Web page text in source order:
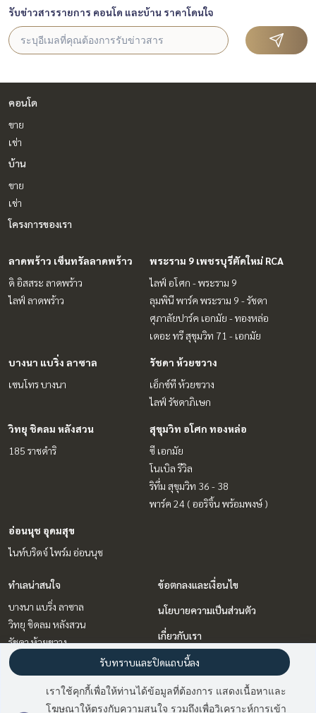
รับข่าวสารรายการ คอนโด และบ้าน ราคาโดนใจ
คอนโด
ขาย
เช่า
บ้าน
ขาย
เช่า
โครงการของเรา
ลาดพร้าว เซ็นทรัลลาดพร้าว
ดิ อิสสระ ลาดพร้าว
ไลฟ์ ลาดพร้าว
พระราม 9 เพชรบุรีตัดใหม่ RCA
ไลฟ์ อโศก - พระราม 9
ลุมพินี พาร์ค พระราม 9 - รัชดา
ศุภาลัยปาร์ค เอกมัย - ทองหล่อ
เดอะ ทรี สุขุมวิท 71 - เอกมัย
บางนา แบริ่ง ลาซาล
เซนโทร บางนา
รัชดา ห้วยขวาง
เอ็กซ์ที ห้วยขวาง
ไลฟ์ รัชดาภิเษก
วิทยุ ชิดลม หลังสวน
185 ราชดำริ
สุขุมวิท อโศก ทองหล่อ
ซี เอกมัย
โนเบิล รีวิล
ริทึ่ม สุขุมวิท 36 - 38
พาร์ค 24 ( ออริจิ้น พร้อมพงษ์ )
อ่อนนุช อุดมสุข
ไนท์บริดจ์ ไพร์ม อ่อนนุช
ทำเลน่าสนใจ
บางนา แบริ่ง ลาซาล
วิทยุ ชิดลม หลังสวน
รัชดา ห้วยขวาง
ลาดพร้าว เซ็นทรัลลาดพร้าว
พระราม 9 เพชรบุรีตัดใหม่ RCA
อ่อนนุช อุดมสุข
ข้อตกลงและเงื่อนไข
นโยบายความเป็นส่วนตัว
เกี่ยวกับเรา
วิธีการฝากขาย-เช่า
ติดต่อ
เราใช้คุกกี้เพื่อให้ท่านได้ข้อมูลที่ต้องการ แสดงเนื้อหาและ
โฆษณาให้ตรงกับความสนใจ รวมถึงเพื่อวิเคราะห์การเข้า
รับทราบและปิดแถบนี้ลง